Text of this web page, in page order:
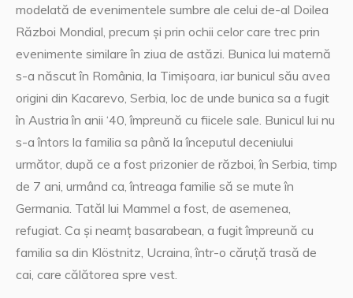
modelată de evenimentele sumbre ale celui de-al Doilea
Război Mondial, precum și prin ochii celor care trec prin
evenimente similare în ziua de astăzi. Bunica lui maternă
s-a născut în România, la Timișoara, iar bunicul său avea
origini din Kacarevo, Serbia, loc de unde bunica sa a fugit
în Austria în anii ‘40, împreună cu fiicele sale. Bunicul lui nu
s-a întors la familia sa până la începutul deceniului
următor, după ce a fost prizonier de război, în Serbia, timp
de 7 ani, urmând ca, întreaga familie să se mute în
Germania. Tatăl lui Mammel a fost, de asemenea,
refugiat. Ca și neamț basarabean, a fugit împreună cu
familia sa din Klöstnitz, Ucraina, într-o căruță trasă de
cai, care călătorea spre vest.